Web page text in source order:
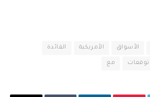
الأسواق الأمريكية الفائدة
توقعات مع